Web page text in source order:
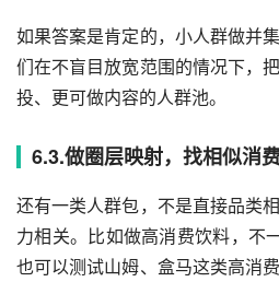
如果答案是肯定的，小人群做并
们在不盲目放宽范围的情况下，
投、更可做内容的人群池。
6.3.做圈层映射，找相似消
还有一类人群包，不是直接品类
力相关。比如做高消费饮料，不
也可以测试山姆、盒马这类高消